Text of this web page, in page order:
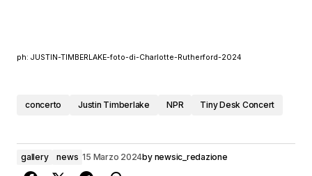
ph: JUSTIN-TIMBERLAKE-foto-di-Charlotte-Rutherford-2024
concerto Justin Timberlake NPR Tiny Desk Concert
gallery news 15 Marzo 2024by newsic_redazione